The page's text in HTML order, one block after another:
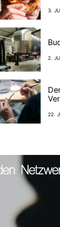
3.
2.
22.